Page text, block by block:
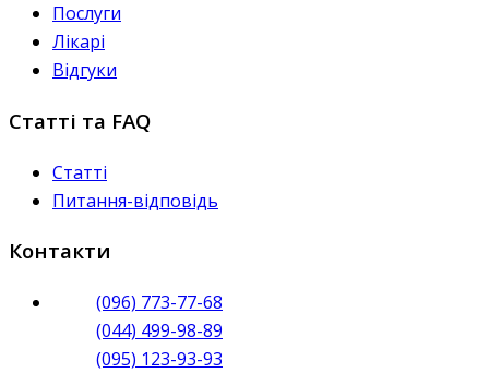
Послуги
Лікарі
Відгуки
Статті та FAQ
Статті
Питання-відповідь
Контакти
(096) 773-77-68
(044) 499-98-89
(095) 123-93-93